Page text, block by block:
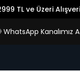
TL ve Üzeri
WhatsApp Kanalımız